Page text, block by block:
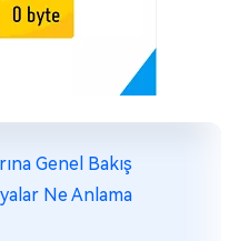
Genel Bakış
Ne Anlama